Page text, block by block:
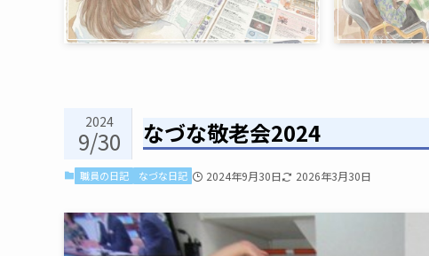
なづな敬老会2024
2024
9/30
職員の日記 なづな日記 2024年9月30日 2026年3月30日